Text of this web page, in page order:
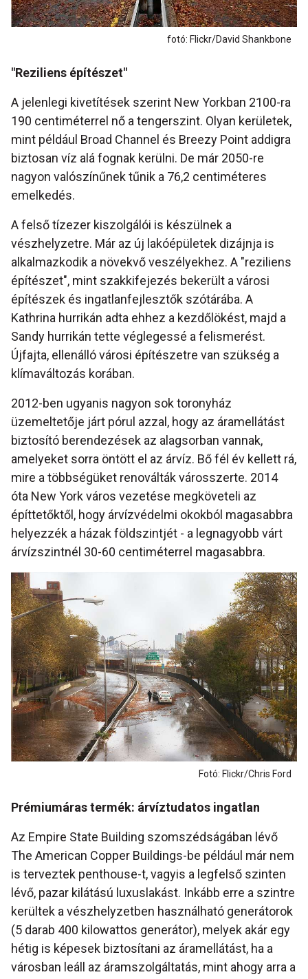
fotó: Flickr/David Shankbone
"Reziliens építészet"
A jelenlegi kivetítések szerint New Yorkban 2100-ra
190 centiméterrel nő a tengerszint. Olyan kerületek,
mint például Broad Channel és Breezy Point addigra
biztosan víz alá fognak kerülni. De már 2050-re
nagyon valószínűnek tűnik a 76,2 centiméteres
emelkedés.
A felső tízezer kiszolgálói is készülnek a
vészhelyzetre. Már az új lakóépületek dizájnja is
alkalmazkodik a növekvő veszélyekhez. A "reziliens
építészet", mint szakkifejezés bekerült a városi
építészek és ingatlanfejlesztők szótárába. A
Kathrina hurrikán adta ehhez a kezdőlökést, majd a
Sandy hurrikán tette véglegessé a felismerést.
Újfajta, ellenálló városi építészetre van szükség a
klímaváltozás korában.
2012-ben ugyanis nagyon sok toronyház
üzemeltetője járt pórul azzal, hogy az áramellátást
biztosító berendezések az alagsorban vannak,
amelyeket sorra öntött el az árvíz. Bő fél év kellett rá,
mire a többségüket renoválták városszerte. 2014
óta New York város vezetése megköveteli az
építtetőktől, hogy árvízvédelmi okokból magasabbra
helyezzék a házak földszintjét - a legnagyobb várt
árvízszintnél 30-60 centiméterrel magasabbra.
Fotó: Flickr/Chris Ford
Prémiumáras termék: árvíztudatos ingatlan
Az Empire State Building szomszédságában lévő
The American Copper Buildings-be például már nem
is terveztek penthouse-t, vagyis a legfelső szinten
lévő, pazar kilátású luxuslakást. Inkább erre a szintre
kerültek a vészhelyzetben használható generátorok
(5 darab 400 kilowattos generátor), melyek akár egy
hétig is képesek biztosítani az áramellátást, ha a
városban leáll az áramszolgáltatás, mint ahogy arra a